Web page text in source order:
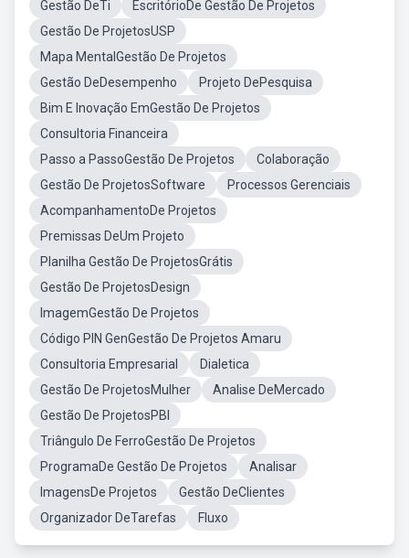
Gestão DeTi
EscritórioDe Gestão De Projetos
Gestão De ProjetosUSP
Mapa MentalGestão De Projetos
Gestão DeDesempenho
Projeto DePesquisa
Bim E Inovação EmGestão De Projetos
Consultoria Financeira
Passo a PassoGestão De Projetos
Colaboração
Gestão De ProjetosSoftware
Processos Gerenciais
AcompanhamentoDe Projetos
Premissas DeUm Projeto
Planilha Gestão De ProjetosGrátis
Gestão De ProjetosDesign
ImagemGestão De Projetos
Código PIN GenGestão De Projetos Amaru
Consultoria Empresarial
Dialetica
Gestão De ProjetosMulher
Analise DeMercado
Gestão De ProjetosPBI
Triângulo De FerroGestão De Projetos
ProgramaDe Gestão De Projetos
Analisar
ImagensDe Projetos
Gestão DeClientes
Organizador DeTarefas
Fluxo